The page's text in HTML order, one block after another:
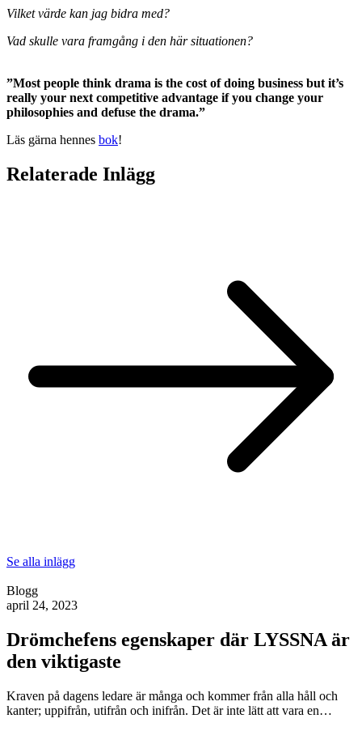
Vilket värde kan jag bidra med?
Vad skulle vara framgång i den här situationen?
”Most people think drama is the cost of doing business but it’s
really your next competitive advantage if you change your
philosophies and defuse the drama.”
Läs gärna hennes bok!
Relaterade Inlägg
Se alla inlägg
Blogg
april 24, 2023
Drömchefens egenskaper där LYSSNA är
den viktigaste
Kraven på dagens ledare är många och kommer från alla håll och
kanter; uppifrån, utifrån och inifrån. Det är inte lätt att vara en…